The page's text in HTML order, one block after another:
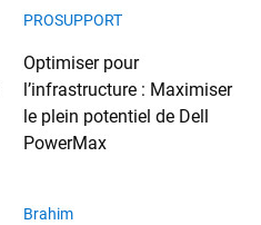
PROSUPPORT
Optimiser pour
l’infrastructure : Maximiser
le plein potentiel de Dell
PowerMax
Brahim